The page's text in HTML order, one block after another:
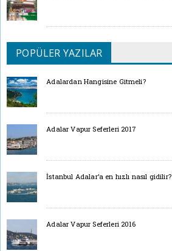
POPÜLER YAZILAR
Adalardan Hangisine Gitmeli?
Adalar Vapur Seferleri 2017
İstanbul Adalar’a en hızlı nasıl gidilir?
Adalar Vapur Seferleri 2016